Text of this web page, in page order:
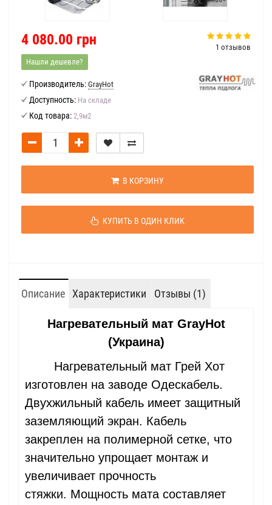
1 отзывов
4 080.00 грн
Нашли дешевле?
Производитель: GrayHot
Доступность: На складе
Код товара: 2,9м2
В КОРЗИНУ
КУПИТЬ В ОДИН КЛИК
Описание Характеристики Отзывы (1)
Нагревательный мат GrayHot
(Украина)
Нагревательный мат Грей Хот
изготовлен на заводе Одескабель.
Двухжильный кабель имеет защитный
заземляющий экран. Кабель
закреплен на полимерной сетке, что
значительно упрощает монтаж и
увеличивает прочность
стяжки. Мощность мата составляет